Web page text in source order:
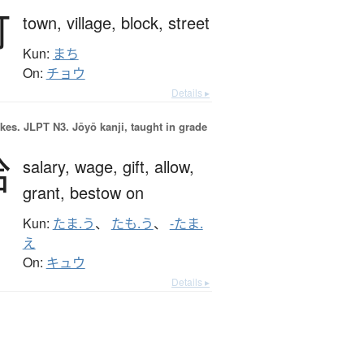
town, village, block, street
Kun: まち
On: チョウ
Details ▸
JLPT N3. Jōyō kanji, taught in grade
salary, wage, gift, allow,
grant, bestow on
Kun: たま.う、 たも.う、 -たま.
え
On: キュウ
Details ▸